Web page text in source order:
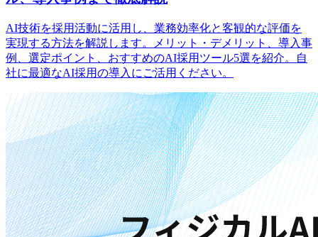
AI技術を採用活動に活用し、業務効率化と客観的な評価を
実現する方法を解説します。メリット・デメリット、導入事
例、選定ポイント、おすすめのAI採用ツール5選を紹介。自
社に最適なAI採用の導入にご活用ください。